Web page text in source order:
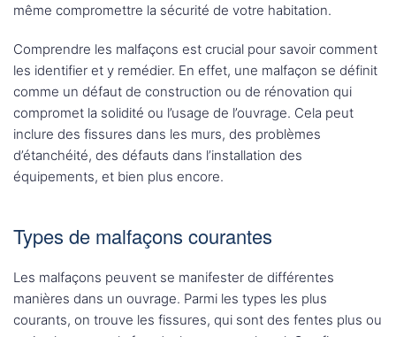
même compromettre la sécurité de votre habitation.
Comprendre les malfaçons est crucial pour savoir comment
les identifier et y remédier. En effet, une malfaçon se définit
comme un défaut de construction ou de rénovation qui
compromet la solidité ou l’usage de l’ouvrage. Cela peut
inclure des fissures dans les murs, des problèmes
d’étanchéité, des défauts dans l’installation des
équipements, et bien plus encore.
Types de malfaçons courantes
Les malfaçons peuvent se manifester de différentes
manières dans un ouvrage. Parmi les types les plus
courants, on trouve les fissures, qui sont des fentes plus ou